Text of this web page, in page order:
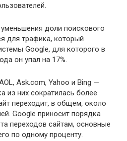
доли поискового
для трафика, который
Google, для которого в
он упал на 17%.
Ask.com, Yahoo и Bing —
из них сократилась более
переходит, в общем, около
Google приносит порядка
переходов сайтам, основные
по одному проценту.